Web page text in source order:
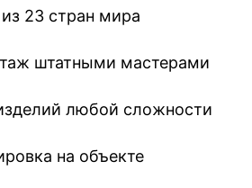
23 стран мира
штатными мастерами
любой сложности
на объекте